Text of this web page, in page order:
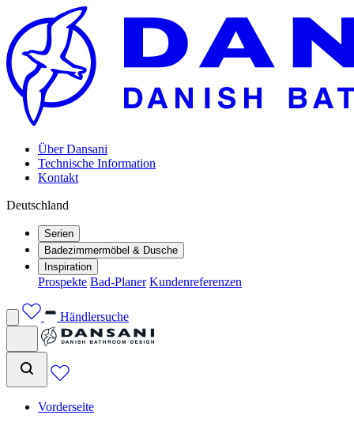
Über Dansani
Technische Information
Kontakt
Deutschland
Serien
Badezimmermöbel & Dusche
Inspiration
Prospekte Bad-Planer Kundenreferenzen
Händlersuche
Vorderseite